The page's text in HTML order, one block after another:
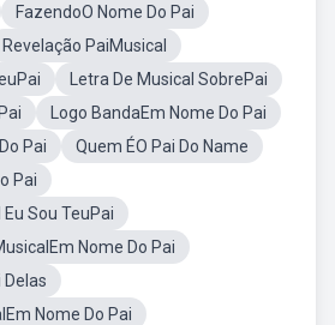
FazendoO Nome Do Pai
Revelação PaiMusical
Letra De Musical SobrePai
Logo BandaEm Nome Do Pai
Pai
Quem ÉO Pai Do Name
Pai
Sou TeuPai
Nome Do Pai
Delas
Nome Do Pai